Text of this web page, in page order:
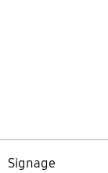
Signage